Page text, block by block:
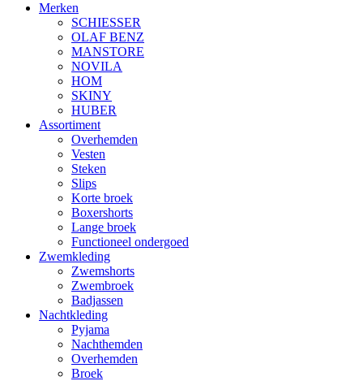
Merken
SCHIESSER
OLAF BENZ
MANSTORE
NOVILA
HOM
SKINY
HUBER
Assortiment
Overhemden
Vesten
Steken
Slips
Korte broek
Boxershorts
Lange broek
Functioneel ondergoed
Zwemkleding
Zwemshorts
Zwembroek
Badjassen
Nachtkleding
Pyjama
Nachthemden
Overhemden
Broek